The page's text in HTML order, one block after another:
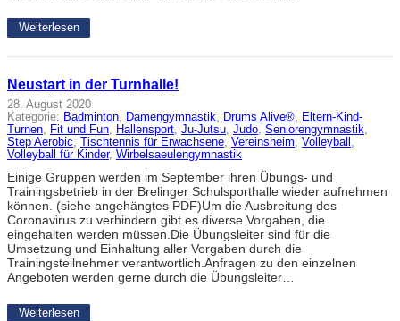
Weiterlesen
Neustart in der Turnhalle!
28. August 2020
Kategorie: Badminton Damengymnastik Drums Alive®
Eltern-Kind-
Turnen
Fit und Fun Hallensport Ju-Jutsu Judo Seniorengymnastik
Step Aerobic
Tischtennis für Erwachsene Vereinsheim Volleyball
Volleyball für Kinder, Wirbelsaeulengymnastik
Einige Gruppen werden im September ihren Übungs- und
Trainingsbetrieb in der Brelinger Schulsporthalle wieder aufnehmen
können. (siehe angehängtes PDF)Um die Ausbreitung des
Coronavirus zu verhindern gibt es diverse Vorgaben, die
eingehalten werden müssen.Die Übungsleiter sind für die
Umsetzung und Einhaltung aller Vorgaben durch die
Trainingsteilnehmer verantwortlich.Anfragen zu den einzelnen
Angeboten werden gerne durch die Übungsleiter…
Weiterlesen